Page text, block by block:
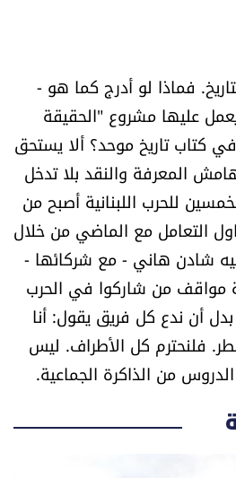
فماذا لو أدرج كما هو -
عليها مشروع "الحقيقة
كتاب تاريخ موحد؟ ألا يستحق
المعرفة والنقد بلا تدخل
للحرب اللبنانية أصبح من
التعامل مع الماضي من خلال
شادن هاني - مع شركائها -
مواقف من شاركوا في الحرب
أن ندع كل فريق يقول: أنا
فلنحترم كل الأطراف. ليس
من الذاكرة الجماعية.